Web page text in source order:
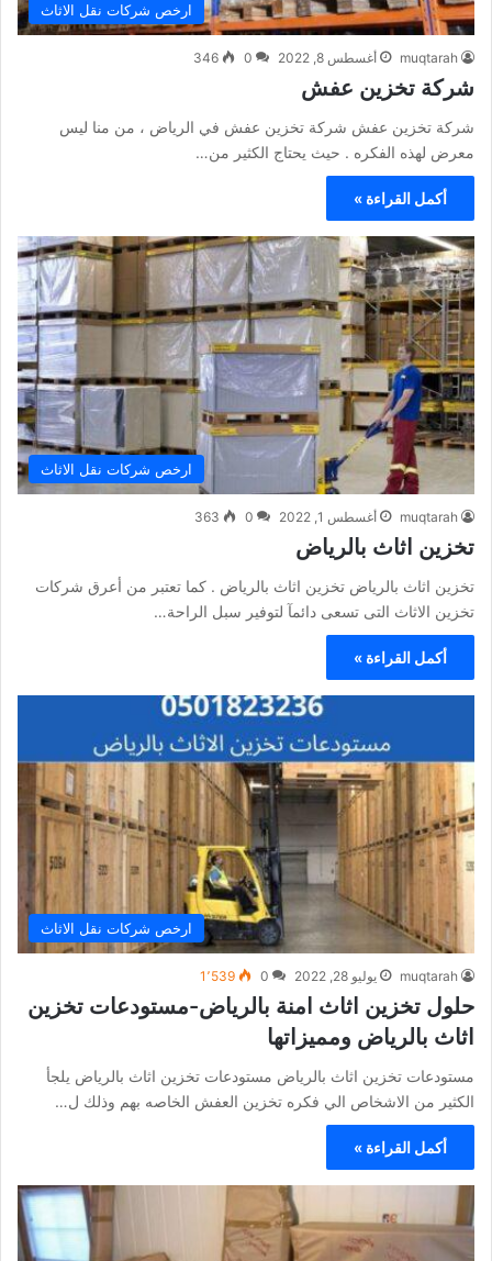
ارخص شركات نقل الاثاث
muqtarah أغسطس 8, 2022 0
346
شركة تخزين عفش
شركة تخزين عفش شركة تخزين عفش في الرياض ، من منا ليس
معرض لهذه الفكره . حيث يحتاج الكثير من…
أكمل القراءة »
ارخص شركات نقل الاثاث
muqtarah أغسطس 1, 2022 0
363
تخزين اثاث بالرياض
تخزين اثاث بالرياض تخزين اثاث بالرياض . كما تعتبر من أعرق شركات
تخزين الاثاث التى تسعى دائمآ لتوفير سبل الراحة…
أكمل القراءة »
ارخص شركات نقل الاثاث
muqtarah يوليو 28, 2022 0 1٬539
حلول تخزين اثاث امنة بالرياض-مستودعات تخزين
اثاث بالرياض ومميزاتها
مستودعات تخزين اثاث بالرياض مستودعات تخزين اثاث بالرياض يلجأ
الكثير من الاشخاص الي فكره تخزين العفش الخاصه بهم وذلك ل…
أكمل القراءة »